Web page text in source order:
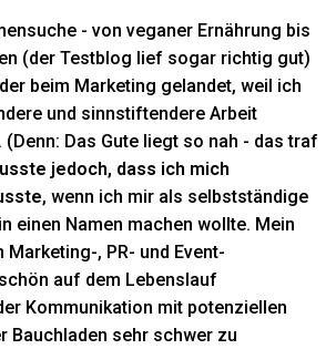
- von veganer Ernährung bis
(der Testblog lief sogar richtig gut)
beim Marketing gelandet, weil ich
und sinnstiftendere Arbeit
Das Gute liegt so nah - das traf
jedoch, dass ich mich
, wenn ich mir als selbstständige
einen Namen machen wollte. Mein
, PR- und Event-
auf dem Lebenslauf
Kommunikation mit potenziellen
Bauchladen sehr schwer zu